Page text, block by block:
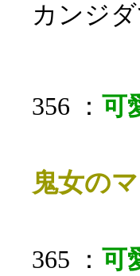
カンジ
356 ： 可
鬼女の
365 ： 可